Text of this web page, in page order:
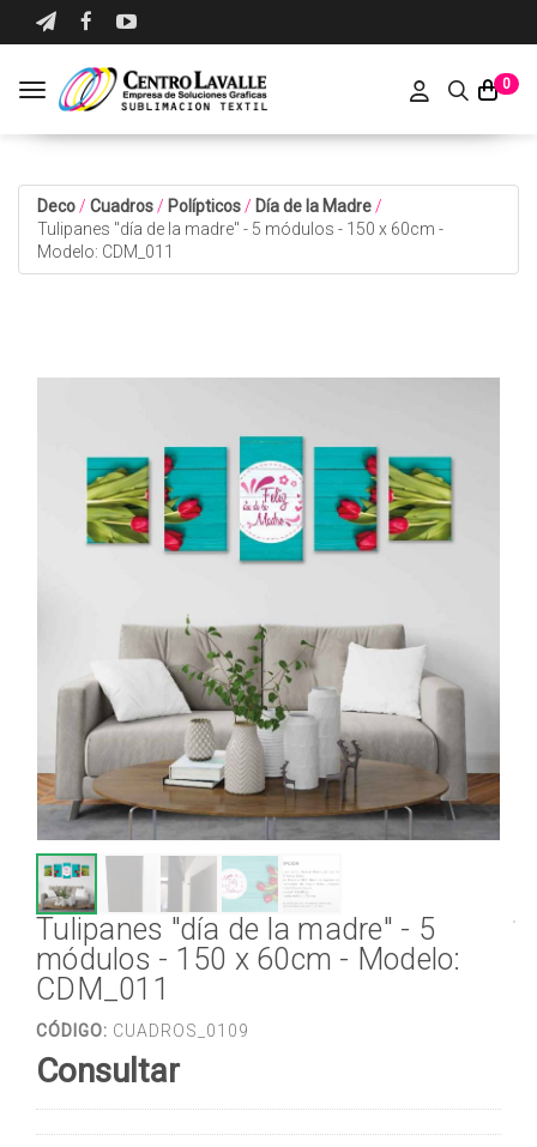
0
Toggle navigation
Deco / Cuadros / Polípticos / Día de la Madre /
Tulipanes "día de la madre" - 5 módulos - 150 x 60cm -
Modelo: CDM_011
Tulipanes "día de la madre" - 5
módulos - 150 x 60cm - Modelo:
CDM_011
CÓDIGO: CUADROS_0109
Consultar